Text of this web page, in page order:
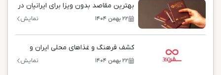
بهترین مقاصد بدون ویزا برای ایرانیان در
۲۰۲۶
۲۲ بهمن ۱۴۰۴ نمایش
کشف فرهنگ و غذاهای محلی ایران و
جهان
۲۲ بهمن ۱۴۰۴ نمایش